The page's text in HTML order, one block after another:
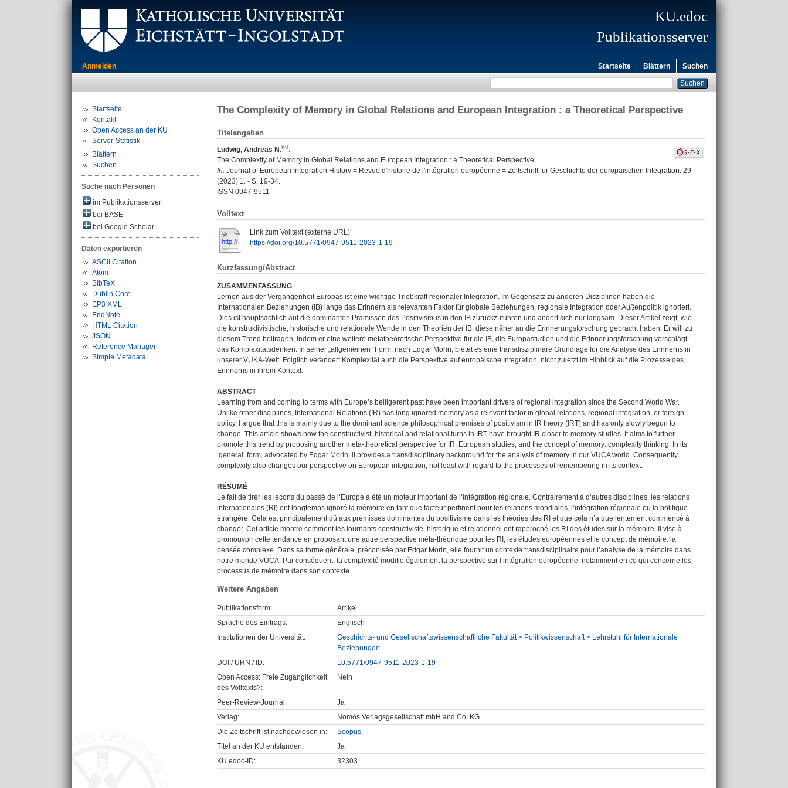
KU.edoc
Publikationsserver
Anmelden Startseite Blättern Suchen
Startseite
Kontakt
Open Access an der KU
Server-Statistik
Blättern
Suchen
Suche nach Personen
im Publikationsserver
bei BASE
bei Google Scholar
Daten exportieren
ASCII Citation
Atom
BibTeX
Dublin Core
EP3 XML
EndNote
HTML Citation
JSON
Reference Manager
Simple Metadata
The Complexity of Memory in Global Relations and European Integration : a Theoretical Perspective
Titelangaben
Ludwig, Andreas N.
:
The Complexity of Memory in Global Relations and European Integration : a Theoretical Perspective.
In: Journal of European Integration History = Revue d'histoire de l'intégration européenne = Zeitschrift für Geschichte der europäischen Integration. 29
(2023) 1. - S. 19-34.
ISSN 0947-9511
Volltext
Link zum Volltext (externe URL):
https://doi.org/10.5771/0947-9511-2023-1-19
Kurzfassung/Abstract
ZUSAMMENFASSUNG
Lernen aus der Vergangenheit Europas ist eine wichtige Triebkraft regionaler Integration. Im Gegensatz zu anderen Disziplinen haben die
Internationalen Beziehungen (IB) lange das Erinnern als relevanten Faktor für globale Beziehungen, regionale Integration oder Außenpolitik ignoriert.
Dies ist hauptsächlich auf die dominanten Prämissen des Positivismus in den IB zurückzuführen und ändert sich nur langsam. Dieser Artikel zeigt, wie
die konstruktivistische, historische und relationale Wende in den Theorien der IB, diese näher an die Erinnerungsforschung gebracht haben. Er will zu
diesem Trend beitragen, indem er eine weitere metatheoretische Perspektive für die IB, die Europastudien und die Erinnerungsforschung vorschlägt:
das Komplexitätsdenken. In seiner „allgemeinen“ Form, nach Edgar Morin, bietet es eine transdisziplinäre Grundlage für die Analyse des Erinnerns in
unserer VUKA-Welt. Folglich verändert Komplexität auch die Perspektive auf europäische Integration, nicht zuletzt im Hinblick auf die Prozesse des
Erinnerns in ihrem Kontext.
ABSTRACT
Learning from and coming to terms with Europe’s belligerent past have been important drivers of regional integration since the Second World War.
Unlike other disciplines, International Relations (IR) has long ignored memory as a relevant factor in global relations, regional integration, or foreign
policy. I argue that this is mainly due to the dominant science philosophical premises of positivism in IR theory (IRT) and has only slowly begun to
change. This article shows how the constructivist, historical and relational turns in IRT have brought IR closer to memory studies. It aims to further
promote this trend by proposing another meta-theoretical perspective for IR, European studies, and the concept of memory: complexity thinking. In its
‘general’ form, advocated by Edgar Morin, it provides a transdisciplinary background for the analysis of memory in our VUCA world. Consequently,
complexity also changes our perspective on European integration, not least with regard to the processes of remembering in its context.
RÉSUMÉ
Le fait de tirer les leçons du passé de l’Europe a été un moteur important de l’intégration régionale. Contrairement à d’autres disciplines, les relations
internationales (RI) ont longtemps ignoré la mémoire en tant que facteur pertinent pour les relations mondiales, l’intégration régionale ou la politique
étrangère. Cela est principalement dû aux prémisses dominantes du positivisme dans les théories des RI et que cela n’a que lentement commencé à
changer. Cet article montre comment les tournants constructiviste, historique et relationnel ont rapproché les RI des études sur la mémoire. Il vise à
promouvoir cette tendance en proposant une autre perspective méta-théorique pour les RI, les études européennes et le concept de mémoire: la
pensée complexe. Dans sa forme générale, préconisée par Edgar Morin, elle fournit un contexte transdisciplinaire pour l’analyse de la mémoire dans
notre monde VUCA. Par conséquent, la complexité modifie également la perspective sur l’intégration européenne, notamment en ce qui concerne les
processus de mémoire dans son contexte.
Weitere Angaben
Publikationsform:
Artikel
Sprache des Eintrags:
Englisch
Institutionen der Universität:
Geschichts- und Gesellschaftswissenschaftliche Fakultät > Politikwissenschaft > Lehrstuhl für Internationale
Beziehungen
DOI / URN / ID:
10.5771/0947-9511-2023-1-19
Open Access: Freie Zugänglichkeit
des Volltexts?:
Nein
Peer-Review-Journal:
Ja
Verlag:
Nomos Verlagsgesellschaft mbH and Co. KG
Die Zeitschrift ist nachgewiesen in:
Scopus
Titel an der KU entstanden:
Ja
KU.edoc-ID:
32303